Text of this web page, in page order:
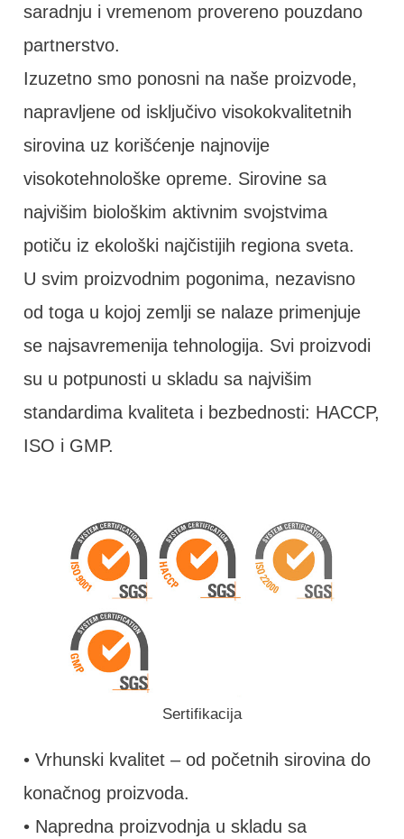
saradnju i vremenom provereno pouzdano
partnerstvo.
Izuzetno smo ponosni na naše proizvode,
napravljene od isključivo visokokvalitetnih
sirovina uz korišćenje najnovije
visokotehnološke opreme. Sirovine sa
najvišim biološkim aktivnim svojstvima
potiču iz ekološki najčistijih regiona sveta.
U svim proizvodnim pogonima, nezavisno
od toga u kojoj zemlji se nalaze primenjuje
se najsavremenija tehnologija. Svi proizvodi
su u potpunosti u skladu sa najvišim
standardima kvaliteta i bezbednosti: HACCP,
ISO i GMP.
Sertifikacija
• Vrhunski kvalitet – od početnih sirovina do
konačnog proizvoda.
• Napredna proizvodnja u skladu sa